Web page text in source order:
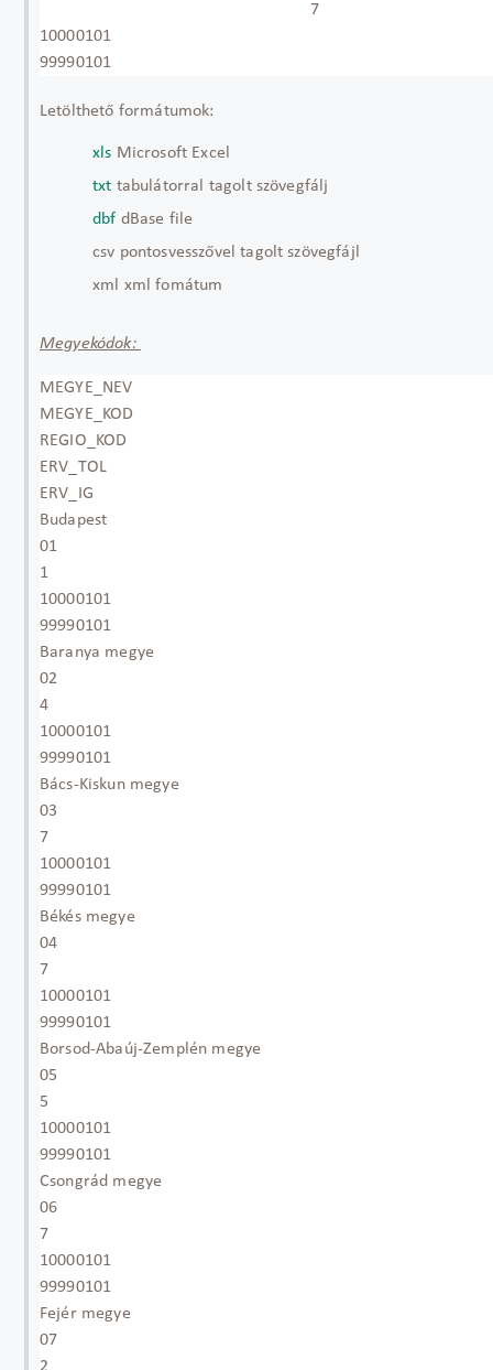
7
10000101
99990101
Letölthető formátumok:
xls Microsoft Excel
txt tabulátorral tagolt szövegfálj
dbf dBase file
csv pontosvesszővel tagolt szövegfájl
xml xml fomátum
Megyekódok:
MEGYE_NEV
MEGYE_KOD
REGIO_KOD
ERV_TOL
ERV_IG
Budapest
01
1
10000101
99990101
Baranya megye
02
4
10000101
99990101
Bács-Kiskun megye
03
7
10000101
99990101
Békés megye
04
7
10000101
99990101
Borsod-Abaúj-Zemplén megye
05
5
10000101
99990101
Csongrád megye
06
7
10000101
99990101
Fejér megye
07